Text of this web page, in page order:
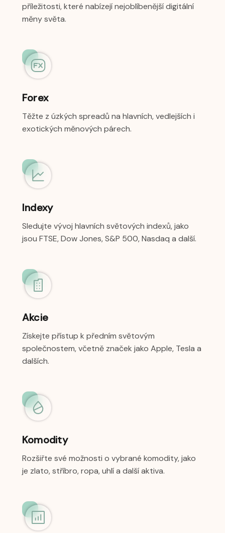
příležitosti, které nabízejí nejoblíbenější digitální
měny světa.
Forex
Těžte z úzkých spreadů na hlavních, vedlejších i
exotických měnových párech.
Indexy
Sledujte vývoj hlavních světových indexů, jako
jsou FTSE, Dow Jones, S&P 500, Nasdaq a další.
Akcie
Získejte přístup k předním světovým
společnostem, včetně značek jako Apple, Tesla a
dalších.
Komodity
Rozšiřte své možnosti o vybrané komodity, jako
je zlato, stříbro, ropa, uhlí a další aktiva.